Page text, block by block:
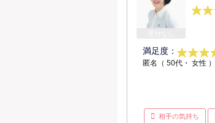
満足度：
匿名（ 50代・ 女性 ）
相手の気持ち